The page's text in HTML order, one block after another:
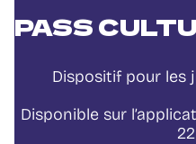
PASS
Dispositif pour les
Disponible sur